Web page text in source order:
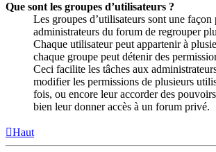
Que sont les groupes d’utilisateurs ?
Les groupes d’utilisateurs sont une façon
administrateurs du forum de regrouper
Chaque utilisateur peut appartenir à
chaque groupe peut détenir des
Ceci facilite les tâches aux
modifier les permissions de plusieurs
fois, ou encore leur accorder des
bien leur donner accès à un forum privé.
Haut